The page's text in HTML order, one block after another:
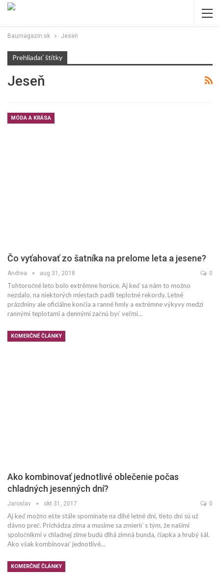
Baumagazin.sk Jeseň
Prehliadať štítky
Jeseň
MÓDA A KRÁSA
Čo vyťahovať zo šatníka na prelome leta a jesene?
Andrea aug 31, 2018 0
Tohtoročné leto bolo extrémne horúce. Aj keď sa nám to možno
nezdalo, na niektorých miestach padli teplotné rekordy. Letné
prázdniny ale oficiálne končia a ranné hmly a extrémne výkyvy medzi
rannými teplotami a dennými začnú byť veľmi…
KOMERČNÉ ČLÁNKY
Ako kombinovať jednotlivé oblečenie počas
chladných jesenných dní?
Jaroslav okt 31, 2017 0
Aj keď možno ešte stále spomínate na dlhé letné dni, tieto dni sú už
dávno preč. Prichádza zima a musíme sa zmieriť s tým, že našimi
spoločníkmi v chladnej zime budú dlhá zimná bunda, čiapka a hrubý šál.
Ako však kombinovať jednotlivé…
KOMERČNÉ ČLÁNKY